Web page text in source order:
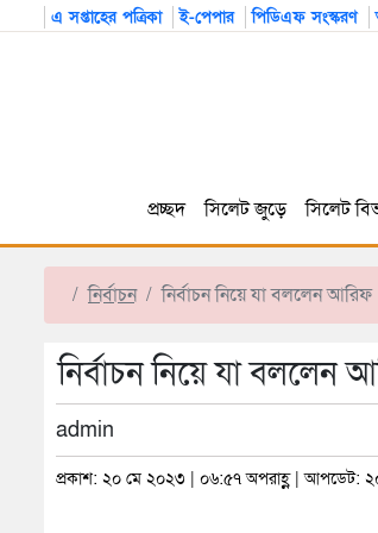
এ সপ্তাহের পত্রিকা ই-পেপার পিডিএফ সংস্করণ
প্রচ্ছদ সিলেট জুড়ে সিলেট
নির্বাচন নির্বাচন নিয়ে যা বললেন আরিফ
নির্বাচন নিয়ে যা বললেন
admin
প্রকাশ: ২০ মে ২০২৩ | ০৬:৫৭ অপরাহ্ণ | আপডেট: